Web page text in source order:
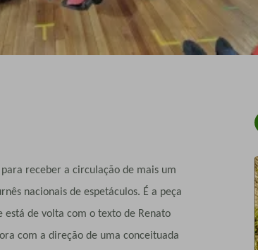
receber a circulação de mais um
nacionais de espetáculos. É a peça
está de volta com o texto de Renato
com a direção de uma conceituada